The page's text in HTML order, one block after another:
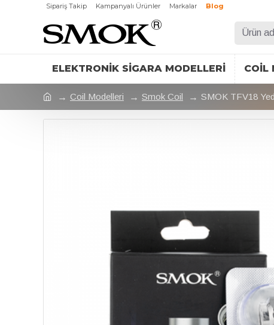
Sipariş Takip Kampanyalı Ürünler Markalar Blog
ELEKTRONIK SIGARA MODELLERI COIL
Coil Modelleri Smok Coil SMOK TFV18